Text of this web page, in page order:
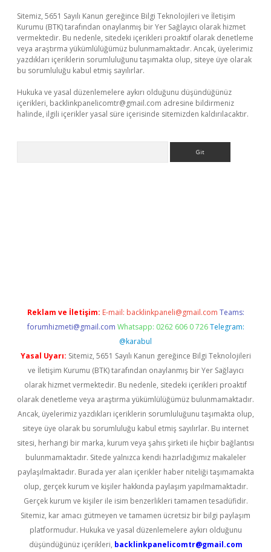
Sitemiz, 5651 Sayılı Kanun gereğince Bilgi Teknolojileri ve İletişim
Kurumu (BTK) tarafından onaylanmış bir Yer Sağlayıcı olarak hizmet
vermektedir. Bu nedenle, sitedeki içerikleri proaktif olarak denetleme
veya araştırma yükümlülüğümüz bulunmamaktadır. Ancak, üyelerimiz
yazdıkları içeriklerin sorumluluğunu taşımakta olup, siteye üye olarak
bu sorumluluğu kabul etmiş sayılırlar.
Hukuka ve yasal düzenlemelere aykırı olduğunu düşündüğünüz
içerikleri, backlinkpanelicomtr@gmail.com adresine bildirmeniz
halinde, ilgili içerikler yasal süre içerisinde sitemizden kaldırılacaktır.
Reklam ve İletişim: E-mail: backlinkpaneli@gmail.com Teams:
forumhizmeti@gmail.com Whatsapp: 0262 606 0 726 Telegram:
@karabul
Yasal Uyarı: Sitemiz, 5651 Sayılı Kanun gereğince Bilgi Teknolojileri
ve İletişim Kurumu (BTK) tarafından onaylanmış bir Yer Sağlayıcı
olarak hizmet vermektedir. Bu nedenle, sitedeki içerikleri proaktif
olarak denetleme veya araştırma yükümlülüğümüz bulunmamaktadır.
Ancak, üyelerimiz yazdıkları içeriklerin sorumluluğunu taşımakta olup,
siteye üye olarak bu sorumluluğu kabul etmiş sayılırlar. Bu internet
sitesi, herhangi bir marka, kurum veya şahıs şirketi ile hiçbir bağlantısı
bulunmamaktadır. Sitede yalnızca kendi hazırladığımız makaleler
paylaşılmaktadır. Burada yer alan içerikler haber niteliği taşımamakta
olup, gerçek kurum ve kişiler hakkında paylaşım yapılmamaktadır.
Gerçek kurum ve kişiler ile isim benzerlikleri tamamen tesadüfidir.
Sitemiz, kar amacı gütmeyen ve tamamen ücretsiz bir bilgi paylaşım
platformudur. Hukuka ve yasal düzenlemelere aykırı olduğunu
düşündüğünüz içerikleri, backlinkpanelicomtr@gmail.com